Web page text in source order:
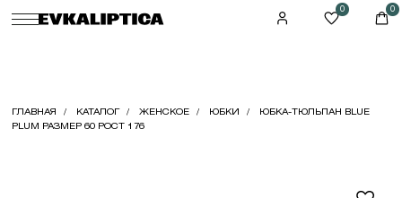
0 0
ГЛАВНАЯ КАТАЛОГ ЖЕНСКОЕ ЮБКИ
ЮБКА-ТЮЛЬПАН BLUE
PLUM РАЗМЕР 60 РОСТ 176